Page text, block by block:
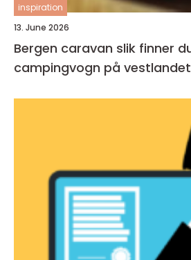
inspiration
13. June 2026
Bergen caravan slik finner du riktig bobil og
campingvogn på vestlandet